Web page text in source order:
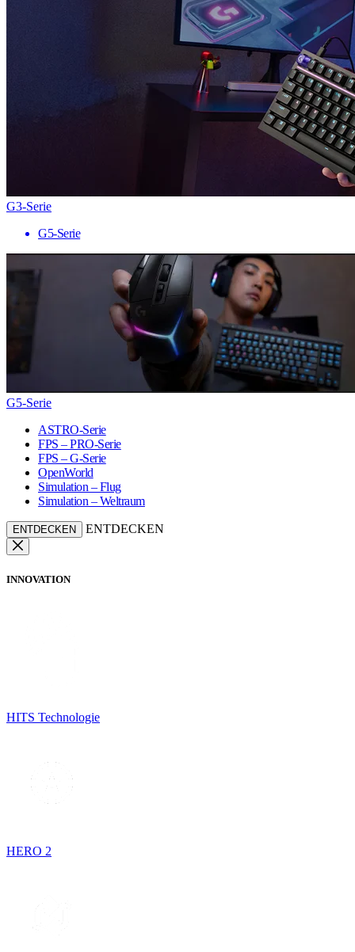
G3-Serie
G5-Serie
G5-Serie
ASTRO-Serie
FPS – PRO-Serie
FPS – G-Serie
OpenWorld
Simulation – Flug
Simulation – Weltraum
ENTDECKEN ENTDECKEN
INNOVATION
HITS Technologie
HERO 2